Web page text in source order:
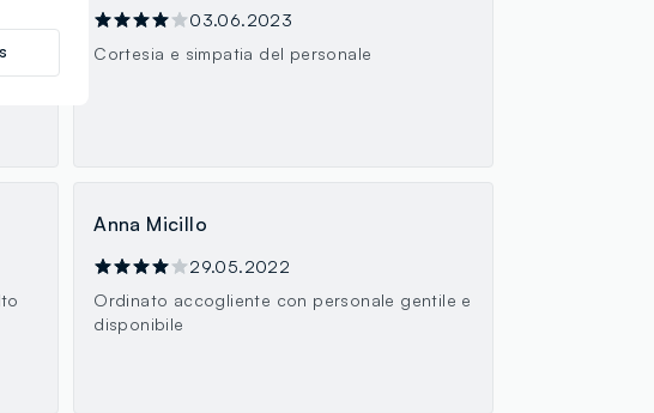
03.06.2023
Cortesia e simpatia del personale
Anna Micillo
29.05.2022
Ordinato accogliente con personale gentile e
disponibile